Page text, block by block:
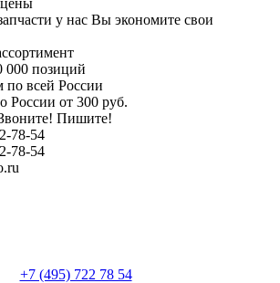
у нас Вы экономите свои
000 позиций
по всей России
России от 300 руб.
Пишите!
78-54
78-54
+7 (495) 722 78 54